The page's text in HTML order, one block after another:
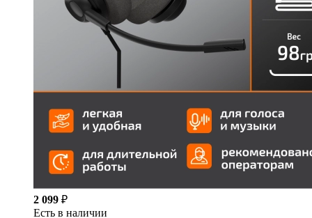
2 099 ₽
Есть в наличии